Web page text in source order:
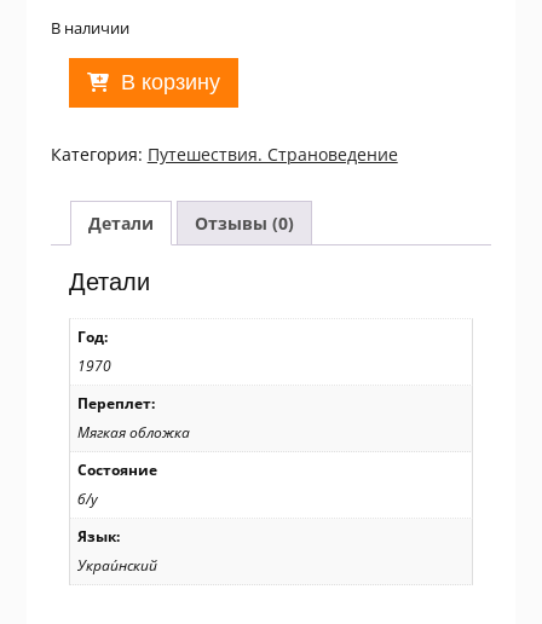
В наличии
Количество
товара
Короткий
путівник
1970
В корзину
Категория: Путешествия. Страноведение
Детали Отзывы (0)
Детали
Год:
1970
Переплет:
Мягкая обложка
Состояние
б/у
Язык:
Украи́нский